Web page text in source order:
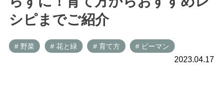
シピまでご紹介
# 野菜 # 花と緑 # 育て方 # ピーマン
2023.04.17